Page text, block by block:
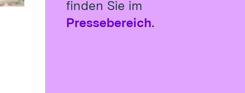
finden Sie im
Pressebereich.